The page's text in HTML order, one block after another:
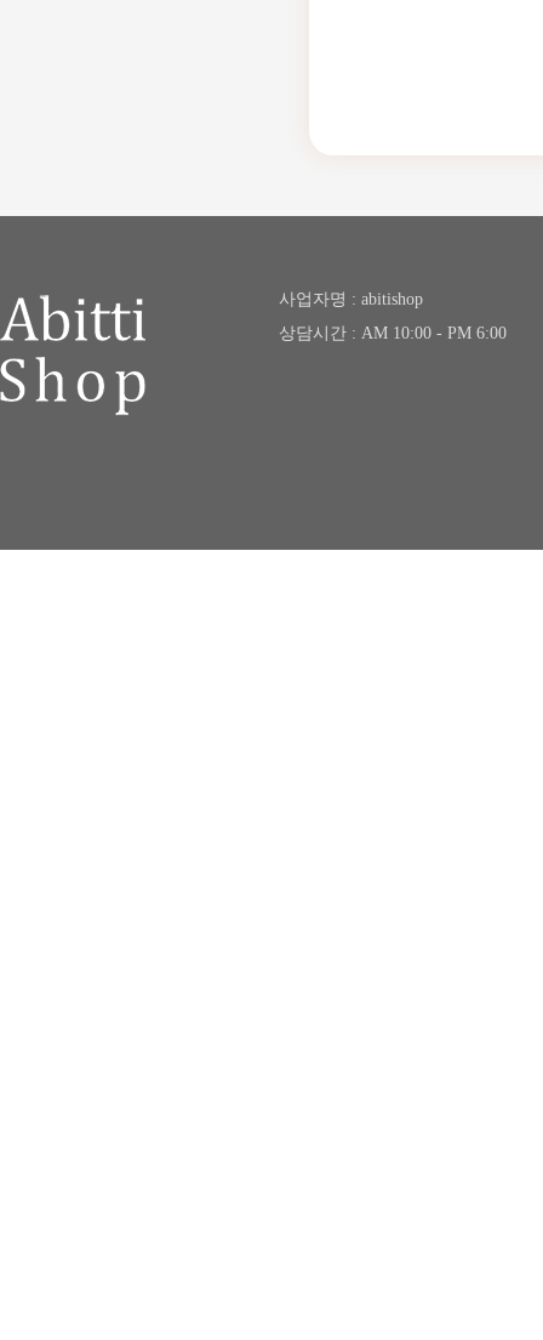
사업자명 : abitishop
상담시간 : AM 10:00 - PM 6:00